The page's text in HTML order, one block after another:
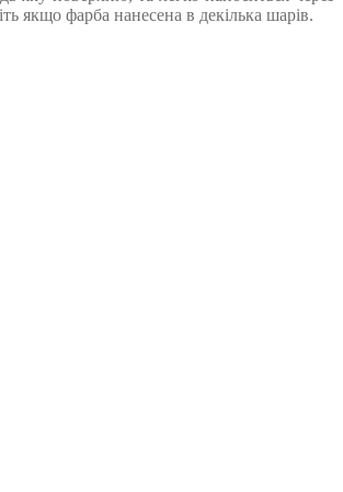
якщо фарба нанесена в декілька шарів.